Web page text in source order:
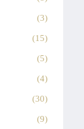
(3)
(15)
(5)
(4)
(30)
(9)